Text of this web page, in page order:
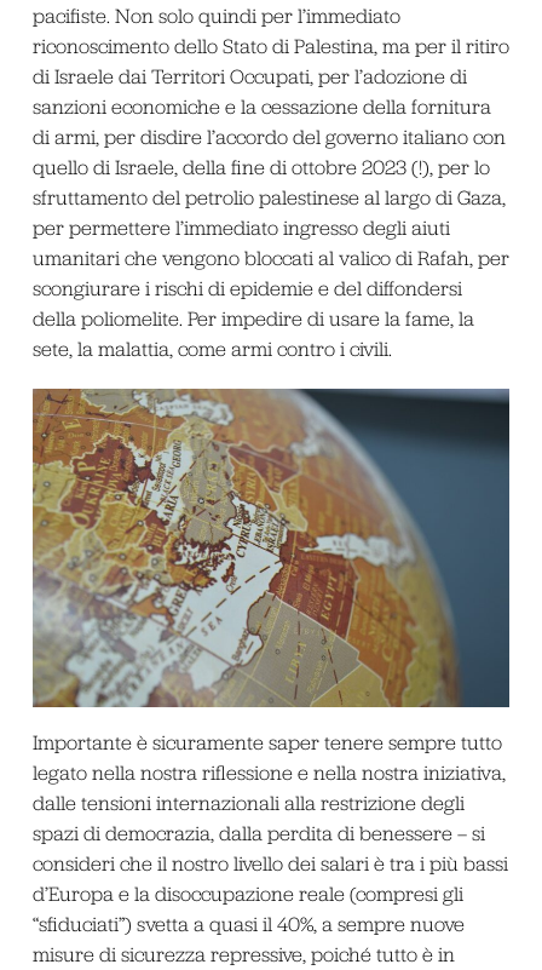
pacifiste. Non solo quindi per l’immediato
riconoscimento dello Stato di Palestina, ma per il ritiro
di Israele dai Territori Occupati, per l’adozione di
sanzioni economiche e la cessazione della fornitura
di armi, per disdire l’accordo del governo italiano con
quello di Israele, della fine di ottobre 2023 (!), per lo
sfruttamento del petrolio palestinese al largo di Gaza,
per permettere l’immediato ingresso degli aiuti
umanitari che vengono bloccati al valico di Rafah, per
scongiurare i rischi di epidemie e del diffondersi
della poliomelite. Per impedire di usare la fame, la
sete, la malattia, come armi contro i civili.
Importante è sicuramente saper tenere sempre tutto
legato nella nostra riflessione e nella nostra iniziativa,
dalle tensioni internazionali alla restrizione degli
spazi di democrazia, dalla perdita di benessere – si
consideri che il nostro livello dei salari è tra i più bassi
d’Europa e la disoccupazione reale (compresi gli
“sfiduciati”) svetta a quasi il 40%, a sempre nuove
misure di sicurezza repressive, poiché tutto è in